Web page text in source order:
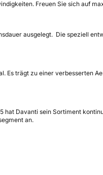
Freuen Sie sich auf
ausgelegt. Die speziell
trägt zu einer verbesserten
Davanti sein Sortiment
an.